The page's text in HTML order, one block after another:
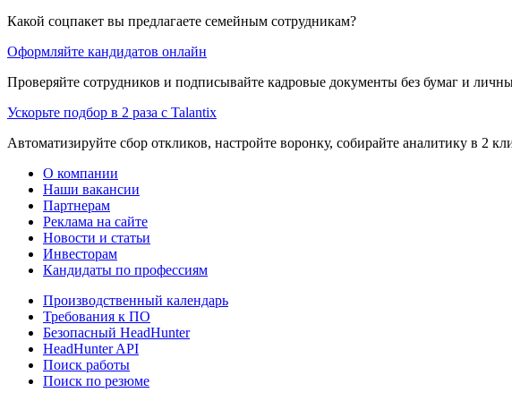
Какой соцпакет вы предлагаете семейным сотрудникам?
Оформляйте кандидатов онлайн
Проверяйте сотрудников и подписывайте кадровые документы без бумаг и
Ускорьте подбор в 2 раза с Talantix
Автоматизируйте сбор откликов, настройте воронку, собирайте аналитику в 2
О компании
Наши вакансии
Партнерам
Реклама на сайте
Новости и статьи
Инвесторам
Кандидаты по профессиям
Производственный календарь
Требования к ПО
Безопасный HeadHunter
HeadHunter API
Поиск работы
Поиск по резюме